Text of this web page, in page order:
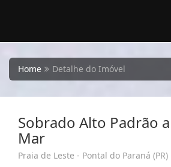
Home Detalhe do Imóvel
Sobrado Alto Padrão
Mar
Praia de Leste - Pontal do Paraná (PR)